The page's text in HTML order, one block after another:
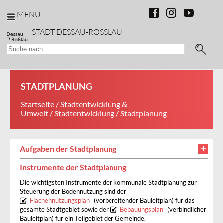
MENU
STADT DESSAU-ROSSLAU
STADTPLANUNG
Startseite /Stadtentwicklung &
Umwelt /Stadtentwicklung / Stadtplanung
Aufgaben der Stadtplanung
Instrumente der Stadtplanung
Die wichtigsten Instrumente der kommunale Stadtplanung zur
Steuerung der Bodennutzung sind der
Flächennutzungsplan (vorbereitender Bauleitplan) für das
gesamte Stadtgebiet sowie der
Bebauungsplan (verbindlicher
Bauleitplan) für ein Teilgebiet der Gemeinde.